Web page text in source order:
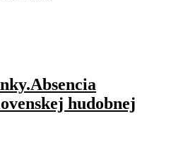
hudobnej